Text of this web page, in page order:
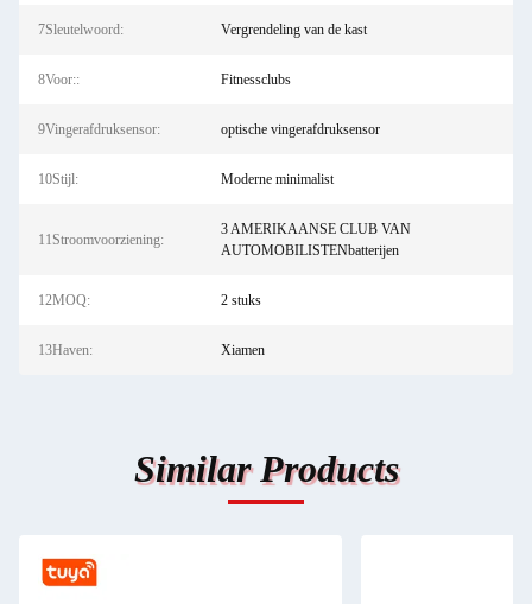
7Sleutelwoord: Vergrendeling van de kast
8Voor:: Fitnessclubs
9Vingerafdruksensor: optische vingerafdruksensor
10Stijl: Moderne minimalist
11Stroomvoorziening:
3 AMERIKAANSE CLUB VAN
AUTOMOBILISTENbatterijen
12MOQ: 2 stuks
13Haven: Xiamen
Similar Products